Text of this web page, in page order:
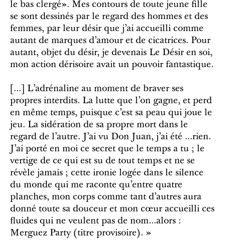
le bas clergé». Mes contours de toute jeune fille
se sont dessinés par le regard des hommes et des
femmes, par leur désir que j’ai accueilli comme
autant de marques d’amour et de cicatrices. Pour
autant, objet du désir, je devenais Le Désir en soi,
mon action dérisoire avait un pouvoir fantastique.
[...] L’adrénaline au moment de braver ses
propres interdits. La lutte que l’on gagne, et perd
en même temps, puisque c’est sa peau qui joue le
jeu. La sidération de sa propre mort dans le
regard de l’autre. J’ai vu Don Juan, j’ai été ...rien.
J’ai porté en moi ce secret que le temps a tu ; le
vertige de ce qui est su de tout temps et ne se
révèle jamais ; cette ironie logée dans le silence
du monde qui me raconte qu’entre quatre
planches, mon corps comme tant d’autres aura
donné toute sa douceur et mon cœur accueilli ces
fluides qui ne veulent pas de nom...alors :
Merguez Party (titre provisoire). »